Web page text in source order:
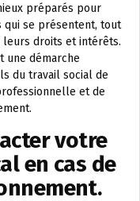
préparés pour
qui se présentent, tout
leurs droits et intérêts.
une démarche
du travail social de
et de
votre
en cas de